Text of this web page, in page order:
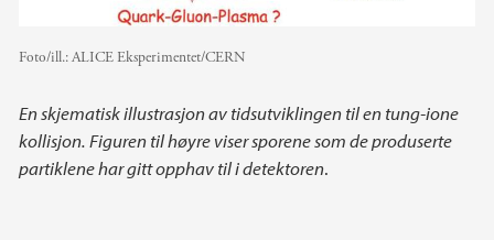
Foto/ill.:ALICE Eksperimentet/CERN
En skjematisk illustrasjon av tidsutviklingen til en tung-ione
kollisjon. Figuren til høyre viser sporene som de produserte
partiklene har gitt opphav til i detektoren.